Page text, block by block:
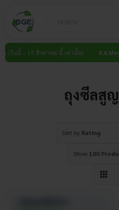
content
นนี้ – 15 สิงหาคม นี้ เท่านั้น) 8.8
ถุงซีลสู
Sort by Rating
Show 100